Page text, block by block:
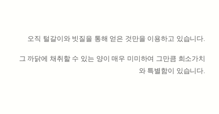
오직 털갈이와 빗질을 통해 얻은 것만을 이용하고 있습니다.
그 까닭에 채취할 수 있는 양이 매우 미미하여 그만큼 희소가치
와 특별함이 있습니다.